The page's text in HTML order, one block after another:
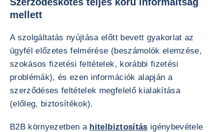
mellett
A szolgáltatás nyújtása előtt bevett gyakorlat az
ügyfél előzetes felmérése (beszámolók elemzése,
szokásos fizetési feltételek, korábbi fizetési
problémák), és ezen információk alapján a
szerződéses feltételek megfelelő kialakítása
(előleg, biztosítékok).
B2B környezetben a hitelbiztosítás igénybevétele